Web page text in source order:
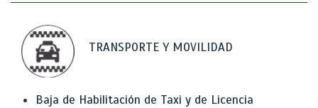
TRANSPORTE Y MOVILIDAD
Baja de Habilitación de Taxi y de Licencia